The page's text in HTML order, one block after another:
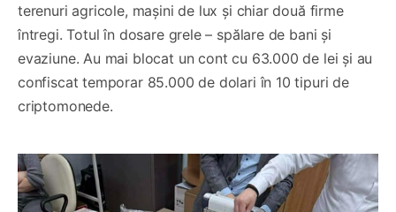
terenuri agricole, mașini de lux și chiar două firme
întregi. Totul în dosare grele – spălare de bani și
evaziune. Au mai blocat un cont cu 63.000 de lei și au
confiscat temporar 85.000 de dolari în 10 tipuri de
criptomonede.